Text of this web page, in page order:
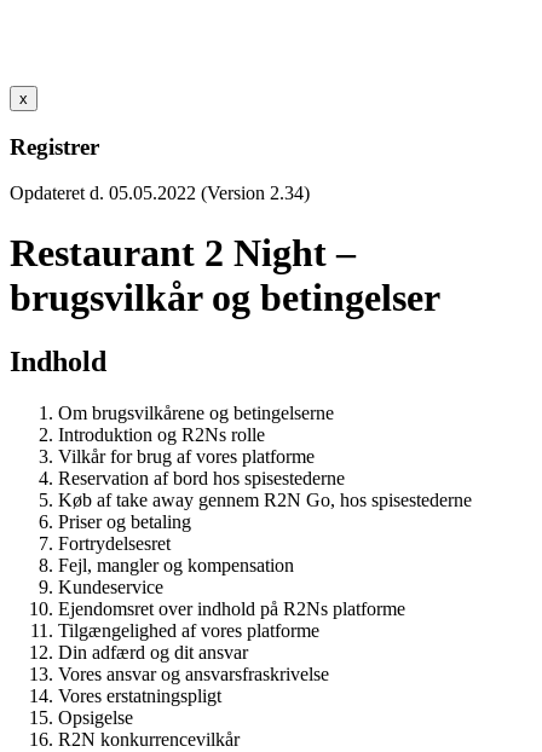
x
Registrer
Opdateret d. 05.05.2022 (Version 2.34)
Restaurant 2 Night –
brugsvilkår og betingelser
Indhold
Om brugsvilkårene og betingelserne
Introduktion og R2Ns rolle
Vilkår for brug af vores platforme
Reservation af bord hos spisestederne
Køb af take away gennem R2N Go, hos spisestederne
Priser og betaling
Fortrydelsesret
Fejl, mangler og kompensation
Kundeservice
Ejendomsret over indhold på R2Ns platforme
Tilgængelighed af vores platforme
Din adfærd og dit ansvar
Vores ansvar og ansvarsfraskrivelse
Vores erstatningspligt
Opsigelse
R2N konkurrencevilkår